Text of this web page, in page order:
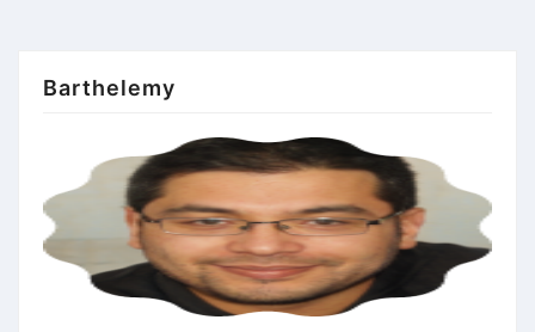
Barthelemy